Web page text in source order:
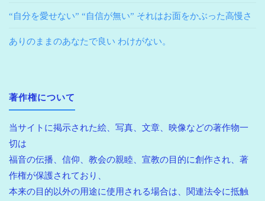
“自分を愛せない” “自信が無い” それはお面をかぶった高慢さ
ありのままのあなたで良い わけがない。
著作権について
当サイトに掲示された絵、写真、文章、映像などの著作物一
切は
福音の伝播、信仰、教会の親睦、宣教の目的に創作され、著
作権が保護されており、
本来の目的以外の用途に使用される場合は、関連法令に抵触